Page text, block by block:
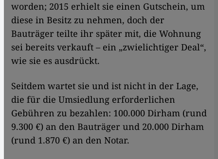
worden; 2015 erhielt sie einen Gutschein, um
diese in Besitz zu nehmen, doch der
Bauträger teilte ihr später mit, die Wohnung
sei bereits verkauft – ein „zwielichtiger Deal“,
wie sie es ausdrückt.
Seitdem wartet sie und ist nicht in der Lage,
die für die Umsiedlung erforderlichen
Gebühren zu bezahlen: 100.000 Dirham (rund
9.300 €) an den Bauträger und 20.000 Dirham
(rund 1.870 €) an den Notar.